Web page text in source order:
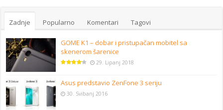
Zadnje Popularno Komentari Tagovi
GOME K1 – dobar i pristupačan mobitel sa
skenerom šarenice
29. Lipanj 2018
Asus predstavio ZenFone 3 seriju
30. Svibanj 2016